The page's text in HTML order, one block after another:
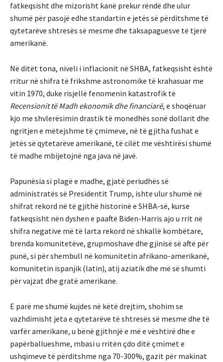
fatkeqsisht dhe mizorisht kanë prekur rëndë dhe ulur
shumë për pasojë edhe standartin e jetës së përditshme të
qytetarëve shtresës së mesme dhe taksapaguesve të tjerë
amerikanë.
Në ditët tona, niveli i inflacionit në SHBA, fatkeqsisht është
rritur në shifra të frikshme astronomike të krahasuar me
vitin 1970, duke risjellë fenomenin katastrofik të
Recensionit të Madh ekonomik dhe financiarë, e shoqëruar
kjo me shvlerësimin drastik të monedhës sonë dollarit dhe
ngritjen e mëtejshme të çmimeve, në të gjitha fushat e
jetës së qytetarëve amerikanë, të cilët me vështirësi shumë
të madhe mbijetojnë nga java në javë.
Papunësia si plagë e madhe, gjatë periudhës së
administratës së Presidentit Trump, ishte ulur shumë në
shifrat rekord në të gjithë historinë e SHBA-së, kurse
fatkeqsisht nën dyshen e paaftë Biden-Harris ajo u rrit në
shifra negative më të larta rekord në shkallë kombëtare,
brenda komunitetëve, grupmoshave dhe gjinisë së aftë për
punë, si për shembull në komunitetin afrikano-amerikanë,
komunitetin ispanjik (latin), atij aziatik dhe më së shumti
për vajzat dhe gratë amerikane.
E parë me shumë kujdes në këtë drejtim, shohim se
vazhdimisht jeta e qytetarëve të shtresës së mesme dhe të
varfër amerikane, u bënë gjithnjë e më e vështirë dhe e
papërballueshme, mbasi u rritën çdo ditë çmimet e
ushqimeve të përditshme nga 70-300%, gazit për makinat